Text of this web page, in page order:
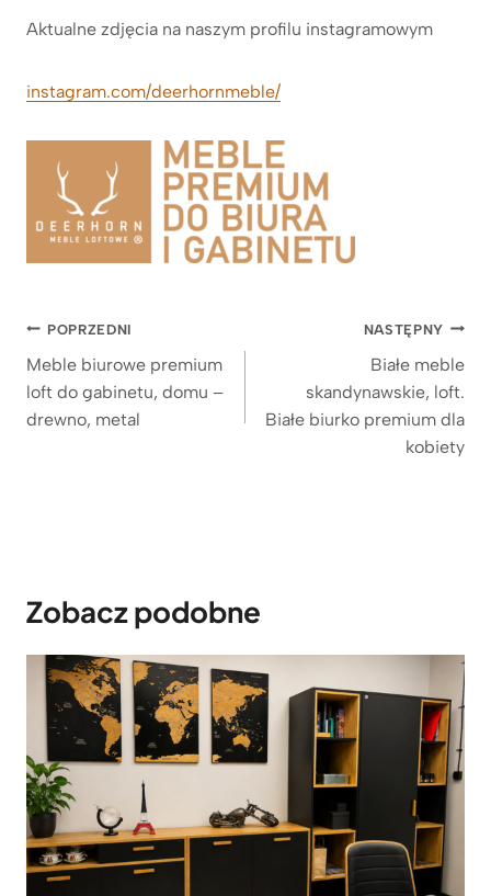
Aktualne zdjęcia na naszym profilu instagramowym
instagram.com/deerhornmeble/
Nawigacja
wpisu
POPRZEDNI
Meble biurowe premium
loft do gabinetu, domu –
drewno, metal
NASTĘPNY
Białe meble
skandynawskie, loft.
Białe biurko premium dla
kobiety
Zobacz podobne